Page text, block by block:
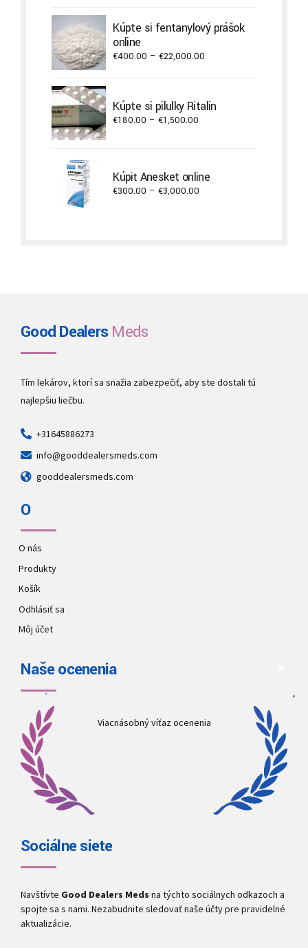
through
€3,900.00
Kúpte si fentanylový prášok
online
€400.00 – €22,000.00
through
€22,000.00
Kúpte si pilulky Ritalin
€180.00 – €1,500.00
€1,500.00
Kúpiť Anesket online
€300.00 – €3,000.00
Good DealersMeds
Tím lekárov, ktorí sa snažia zabezpečiť, aby ste dostali tú
najlepšiu liečbu.
+31645886273
info@gooddealersmeds.com
gooddealersmeds.com
O
O nás
Produkty
Košík
Odhlásiť sa
Môj účet
Naše ocenenia
Viacnásobný víťaz ocenenia
Sociálne siete
Navštívte Good Dealers Meds na týchto sociálnych odkazoch a
spojte sa s nami. Nezabudnite sledovať naše účty pre pravidelné
aktualizácie.